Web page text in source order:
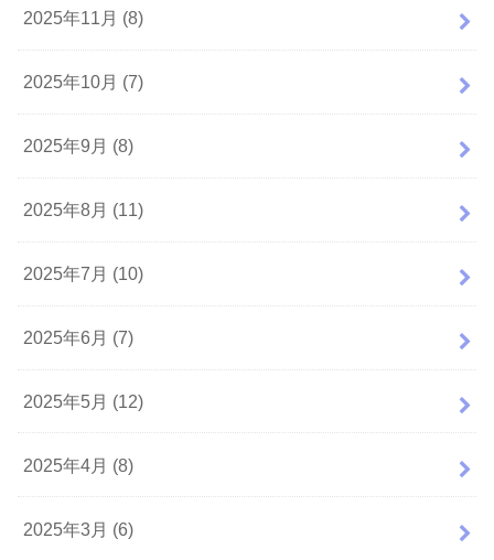
2025年11月 (8)
2025年10月 (7)
2025年9月 (8)
2025年8月 (11)
2025年7月 (10)
2025年6月 (7)
2025年5月 (12)
2025年4月 (8)
2025年3月 (6)